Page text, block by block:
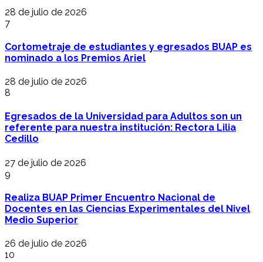
28 de julio de 2026
7
Cortometraje de estudiantes y egresados BUAP es
nominado a los Premios Ariel
28 de julio de 2026
8
Egresados de la Universidad para Adultos son un
referente para nuestra institución: Rectora Lilia
Cedillo
27 de julio de 2026
9
Realiza BUAP Primer Encuentro Nacional de
Docentes en las Ciencias Experimentales del Nivel
Medio Superior
26 de julio de 2026
10